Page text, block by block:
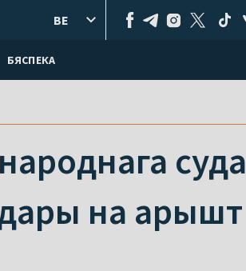
БЯСПЕКА
BE
суда
на арышт